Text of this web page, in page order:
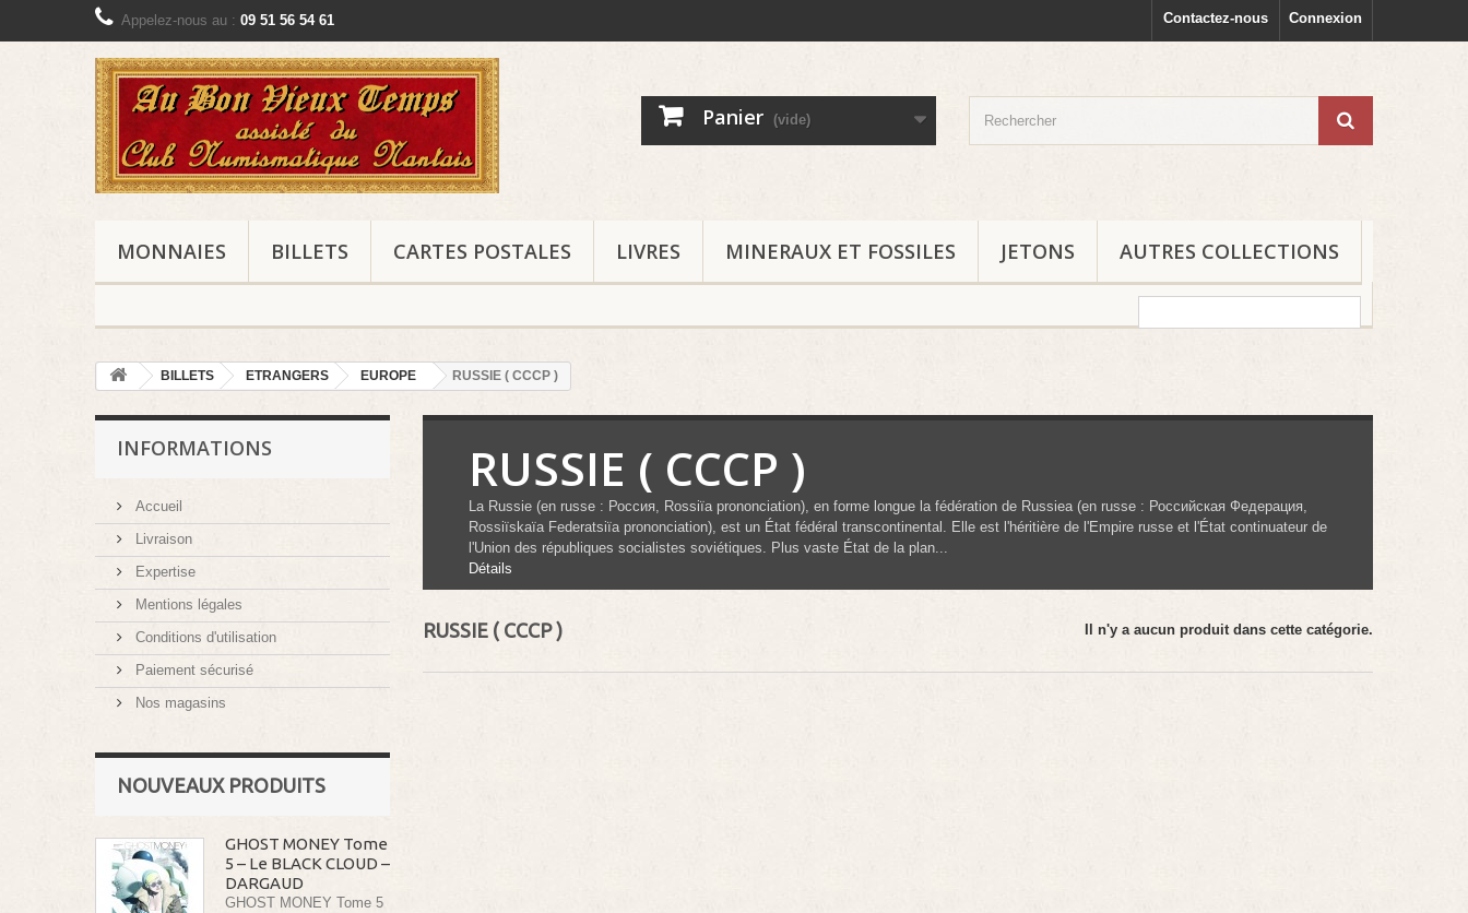
Connexion
Contactez-nous
Appelez-nous au : 09 51 56 54 61
Panier (vide)
MONNAIES BILLETS CARTES POSTALES LIVRES MINERAUX ET FOSSILES JETONS AUTRES COLLECTIONS
BILLETS ETRANGERS EUROPE RUSSIE ( CCCP )
INFORMATIONS
Accueil
Livraison
Expertise
Mentions légales
Conditions d'utilisation
Paiement sécurisé
Nos magasins
NOUVEAUX PRODUITS
GHOST MONEY Tome
5 – Le BLACK CLOUD –
DARGAUD
GHOST MONEY Tome 5
RUSSIE ( CCCP )
La Russie (en russe : Россия, Rossiïa prononciation), en forme longue la fédération de Russiea (en russe : Российская Федерация,
Rossiïskaïa Federatsiïa prononciation), est un État fédéral transcontinental. Elle est l'héritière de l'Empire russe et l'État continuateur de
l'Union des républiques socialistes soviétiques. Plus vaste État de la plan...
Détails
RUSSIE ( CCCP ) Il n'y a aucun produit dans cette catégorie.